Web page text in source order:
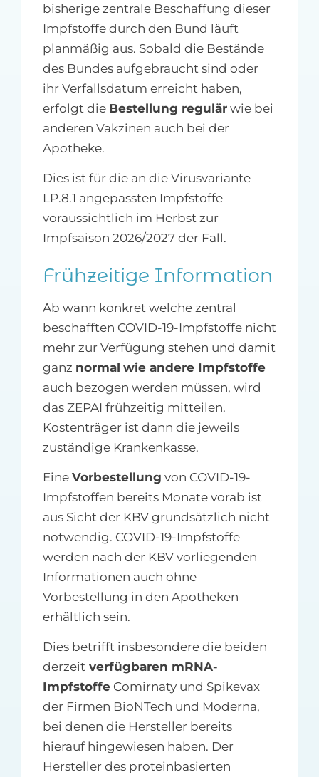
bisherige zentrale Beschaffung dieser
Impfstoffe durch den Bund läuft
planmäßig aus. Sobald die Bestände
des Bundes aufgebraucht sind oder
ihr Verfallsdatum erreicht haben,
erfolgt die Bestellung regulärwie bei
anderen Vakzinen auch bei der
Apotheke.
Dies ist für die an die Virusvariante
LP.8.1 angepassten Impfstoffe
voraussichtlich im Herbst zur
Impfsaison 2026/2027 der Fall.
Frühzeitige Information
Ab wann konkret welche zentral
beschafften COVID-19-Impfstoffe nicht
mehr zur Verfügung stehen und damit
ganz normal wie andere Impfstoffe
auch bezogen werden müssen, wird
das ZEPAI frühzeitig mitteilen.
Kostenträger ist dann die jeweils
zuständige Krankenkasse.
Eine Vorbestellung von COVID-19-
Impfstoffen bereits Monate vorab ist
aus Sicht der KBV grundsätzlich nicht
notwendig. COVID-19-Impfstoffe
werden nach der KBV vorliegenden
Informationen auch ohne
Vorbestellung in den Apotheken
erhältlich sein.
Dies betrifft insbesondere die beiden
derzeit verfügbaren mRNA-
ImpfstoffeComirnaty und Spikevax
der Firmen BioNTech und Moderna,
bei denen die Hersteller bereits
hierauf hingewiesen haben. Der
Hersteller des proteinbasierten